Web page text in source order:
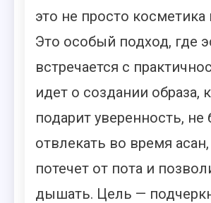
это не просто косметика
Это особый подход, где
встречается с
идет о создании образа,
подарит уверенность, не
отвлекать во время
потечет от пота и
дышать. Цель —